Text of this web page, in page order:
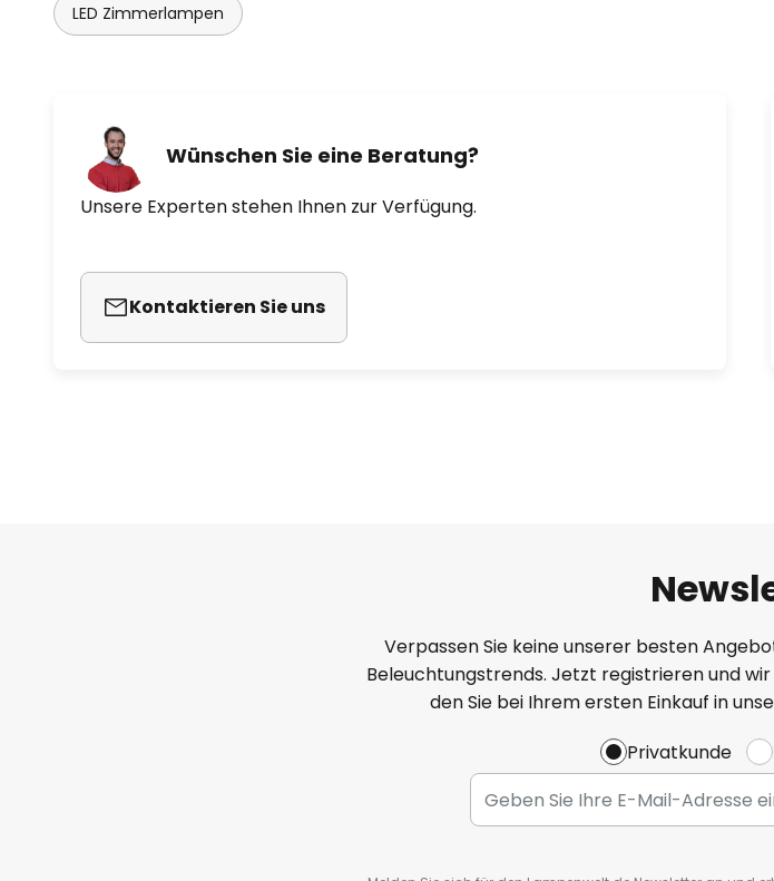
LED Zimmerlampen
Wünschen Sie eine Beratung?
Unsere Experten stehen Ihnen zur Verfügung.
Kontaktieren Sie uns
Verpassen Sie keine unserer besten
Beleuchtungstrends. Jetzt registrieren und
den Sie bei Ihrem ersten Einkauf in
Privatkunde